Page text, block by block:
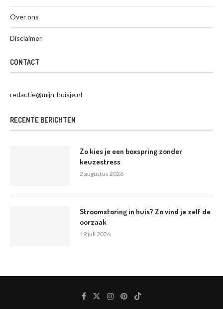
Over ons
Disclaimer
CONTACT
redactie@mijn-huisje.nl
RECENTE BERICHTEN
Zo kies je een boxspring zonder
keuzestress
2 augustus 2026
Stroomstoring in huis? Zo vind je zelf de
oorzaak
19 juli 2026